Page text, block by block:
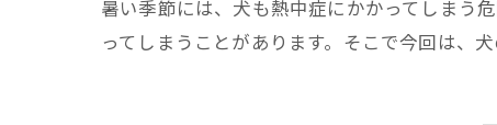
暑い季節には、犬も熱中症にかかってしまう
ってしまうことがあります。そこで今回は、